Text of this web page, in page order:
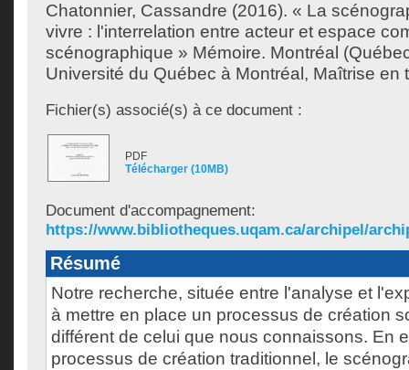
Chatonnier, Cassandre (2016). « La
vivre : l'interrelation entre acteur et espace
scénographique » Mémoire. Montréal
Université du Québec à Montréal, Maîtrise en
Fichier(s) associé(s) à ce document :
PDF
Télécharger (10MB)
Document d'accompagnement:
https://www.bibliotheques.uqam.ca/archipel/
Résumé
Notre recherche, située entre l'analyse et
à mettre en place un processus de création
différent de celui que nous connaissons. En
processus de création traditionnel, le